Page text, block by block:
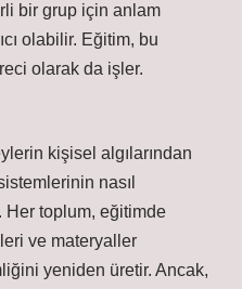
bir grup için anlam
olabilir. Eğitim, bu
olarak da işler.
kişisel algılarından
nasıl
Her toplum, eğitimde
ve materyaller
yeniden üretir. Ancak,